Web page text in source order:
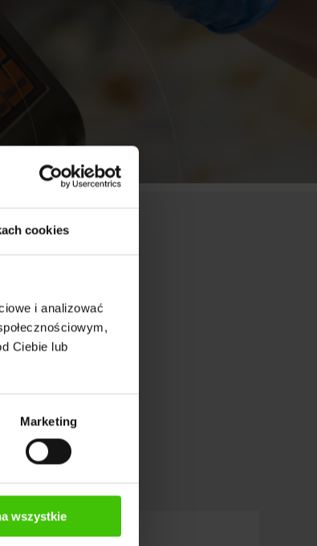
cookies
i analizować
Ciebie lub
Marketing
wszystkie